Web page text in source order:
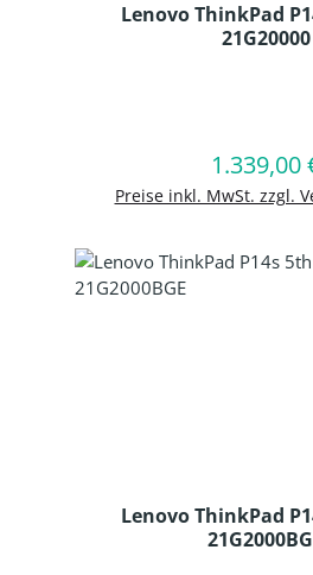
Lenovo ThinkPad
21G20000
Regulärer
1.339,00
Preise inkl. MwSt. zzgl.
In den
Lenovo ThinkPad